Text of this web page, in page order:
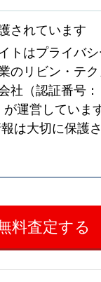
されています
トはプライバ
のリビン・テ
社（認証番号：
が運営していま
は大切に保護